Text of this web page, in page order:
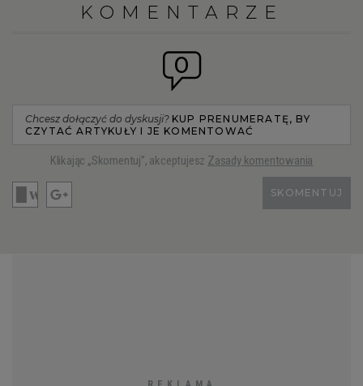
KOMENTARZE
0
Chcesz dołączyć do dyskusji? KUP PRENUMERATĘ, BY
CZYTAĆ ARTYKUŁY I JE KOMENTOWAĆ
Klikając „Skomentuj”, akceptujesz Zasady komentowania
SKOMENTUJ